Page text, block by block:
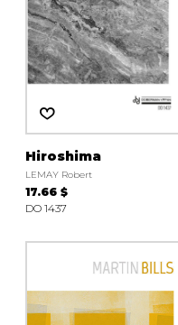
Hiroshima
LEMAY Robert
17.66 $
DO 1437